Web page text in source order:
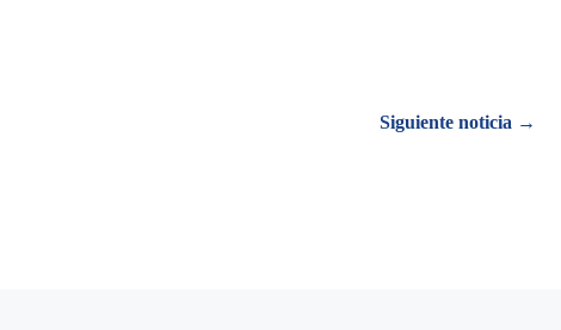
Siguiente noticia →